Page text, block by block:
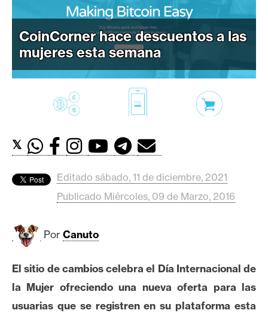
i
p
t
o
M
a
d
o
s
B
i
c
o
i
CoinCorner hace descuentos a las
mujeres esta semana
𝕏
Editado sábado, 11 de diciembre, 2021
Publicado Miércoles, 09 de Marzo, 2016
Por Canuto
El sitio de cambios celebra el Día Internacional de
la Mujer ofreciendo una nueva oferta para las
usuarias que se registren en su plataforma esta